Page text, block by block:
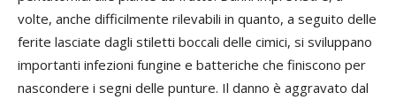
volte, anche difficilmente rilevabili in quanto, a seguito delle
ferite lasciate dagli stiletti boccali delle cimici, si sviluppano
importanti infezioni fungine e batteriche che finiscono per
nascondere i segni delle punture. Il danno è aggravato dal